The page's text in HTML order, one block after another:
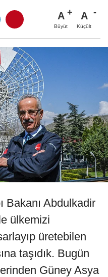
A
Büyüt
A
Küçült
Bakanı Abdulkadir
ülkemizi
üretebilen
taşıdık. Bugün
Güney Asya